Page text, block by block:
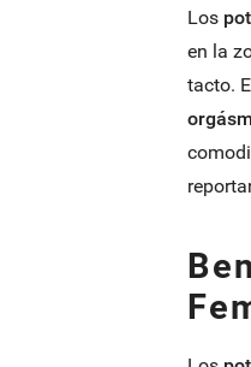
Los
en la
tacto.